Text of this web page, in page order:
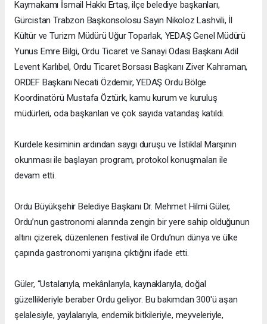
Kaymakamı İsmail Hakkı Ertaş, ilçe belediye başkanları,
Gürcistan Trabzon Başkonsolosu Sayın Nikoloz Lashvili, İl
Kültür ve Turizm Müdürü Uğur Toparlak, YEDAŞ Genel Müdürü
Yunus Emre Bilgi, Ordu Ticaret ve Sanayi Odası Başkanı Adil
Levent Karlıbel, Ordu Ticaret Borsası Başkanı Ziver Kahraman,
ORDEF Başkanı Necati Özdemir, YEDAŞ Ordu Bölge
Koordinatörü Mustafa Öztürk, kamu kurum ve kuruluş
müdürleri, oda başkanları ve çok sayıda vatandaş katıldı.
Kurdele kesiminin ardından saygı duruşu ve İstiklal Marşının
okunması ile başlayan program, protokol konuşmaları ile
devam etti.
Ordu Büyükşehir Belediye Başkanı Dr. Mehmet Hilmi Güler,
Ordu’nun gastronomi alanında zengin bir yere sahip olduğunun
altını çizerek, düzenlenen festival ile Ordu’nun dünya ve ülke
çapında gastronomi yarışına çıktığını ifade etti.
Güler, “Ustalarıyla, mekânlarıyla, kaynaklarıyla, doğal
güzellikleriyle beraber Ordu geliyor. Bu bakımdan 300'ü aşan
şelalesiyle, yaylalarıyla, endemik bitkileriyle, meyveleriyle,